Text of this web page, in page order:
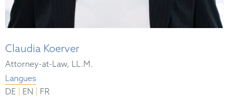
Claudia Koerver
Attorney-at-Law, LL.M.
Langues
DE
EN
FR